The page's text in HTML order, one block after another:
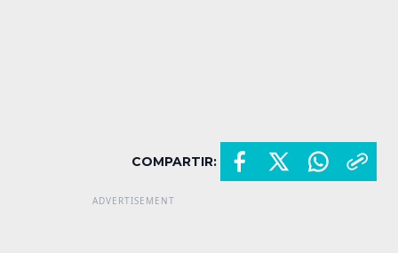
COMPARTIR: